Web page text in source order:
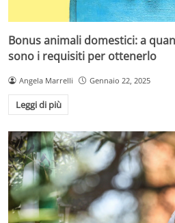
Bonus animali domestici: a
sono i requisiti per ottenerlo
Angela Marrelli Gennaio 22, 2025
Leggi di più